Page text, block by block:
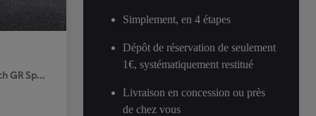
GR Sport Premiere MY25
Simplement, en 4 étapes
Dépôt de réservation de seulement
1€, systématiquement restitué
Livraison en concession ou près
de chez vous